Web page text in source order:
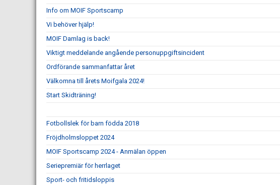
Info om MOIF Sportscamp
Vi behöver hjälp!
MOIF Damlag is back!
Viktigt meddelande angående personuppgiftsincident
Ordförande sammanfattar året
Välkomna till årets Moifgala 2024!
Start Skidträning!
Fotbollslek för barn födda 2018
Fröjdholmsloppet 2024
MOIF Sportscamp 2024 - Anmälan öppen
Seriepremiär för herrlaget
Sport- och fritidsloppis